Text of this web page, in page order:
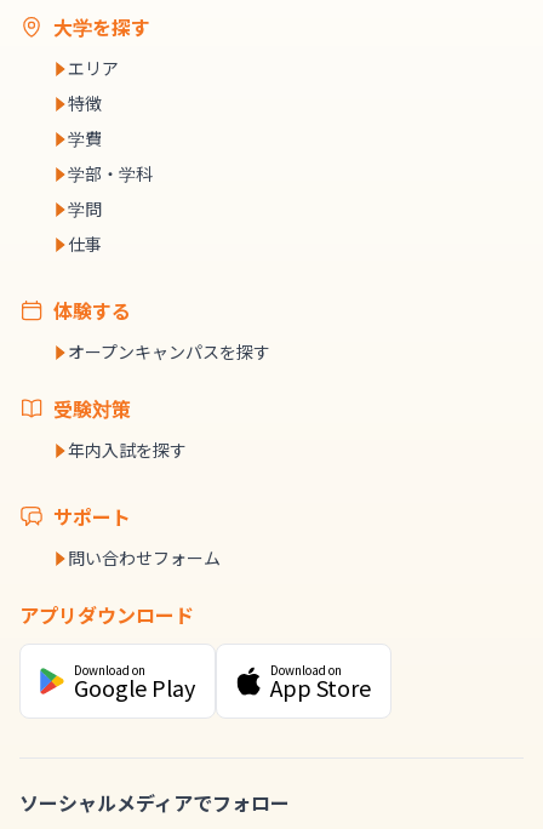
大学を探す
エリア
特徴
学費
学部・学科
学問
仕事
体験する
オープンキャンパスを探す
受験対策
年内入試を探す
サポート
問い合わせフォーム
アプリダウンロード
Download on
Google Play
Download on
App Store
ソーシャルメディアでフォロー